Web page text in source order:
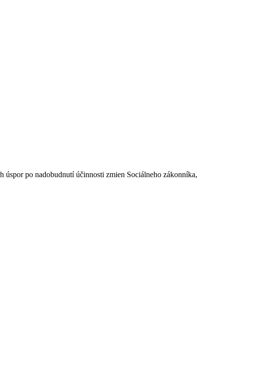
po nadobudnutí účinnosti zmien Sociálneho zákonníka,